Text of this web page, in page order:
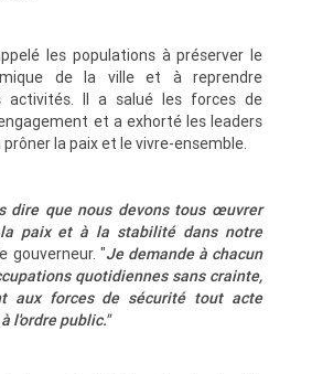
les populations à préserver le
de la ville et à reprendre
activités. Il a salué les forces de
et a exhorté les leaders
la paix et le vivre-ensemble.
dire que nous devons tous œuvrer
paix et à la stabilité dans notre
gouverneur. "Je demande à chacun
quotidiennes sans crainte,
aux forces de sécurité tout acte
l'ordre public."